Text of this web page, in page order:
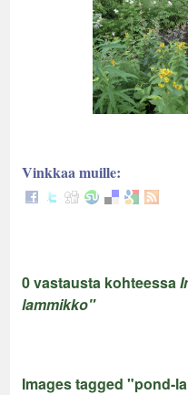
Vinkkaa muille:
0 vastausta kohteessa
lammikko"
Images tagged "pond-